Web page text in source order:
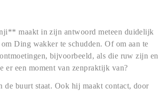
maakt in zijn antwoord meteen duidelijk
Ding wakker te schudden. Of om aan te
bijvoorbeeld, als die ruw zijn en
er een moment van zenpraktijk van?
buurt staat. Ook hij maakt contact, door